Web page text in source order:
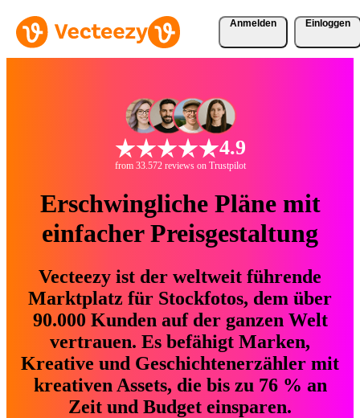
Anmelden Einloggen
4.9
from 33.572 reviews on Trustpilot
Erschwingliche Pläne mit
einfacher Preisgestaltung
Vecteezy ist der weltweit führende
Marktplatz für Stockfotos, dem über
90.000 Kunden auf der ganzen Welt
vertrauen. Es befähigt Marken,
Kreative und Geschichtenerzähler mit
kreativen Assets, die bis zu 76 % an
Zeit und Budget einsparen.